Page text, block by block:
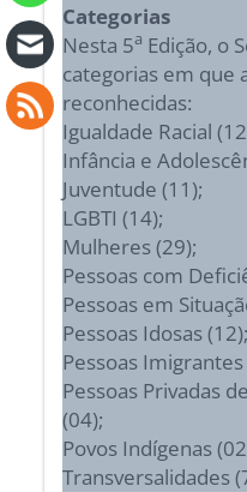
Categorias
Nesta 5a Edição, o
categorias em que
reconhecidas:
Igualdade Racial
Infância e
Juventude (11);
LGBTI (14);
Mulheres (29);
Pessoas com
Pessoas em
Pessoas Idosas (12);
Pessoas Imigrantes
Pessoas Privadas
(04);
Povos Indígenas
Transversalidades